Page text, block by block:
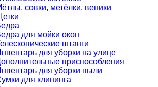
совки, метёлки, веники
для мойки окон
штанги
для уборки на улице
приспособления
для уборки пыли
для клининга